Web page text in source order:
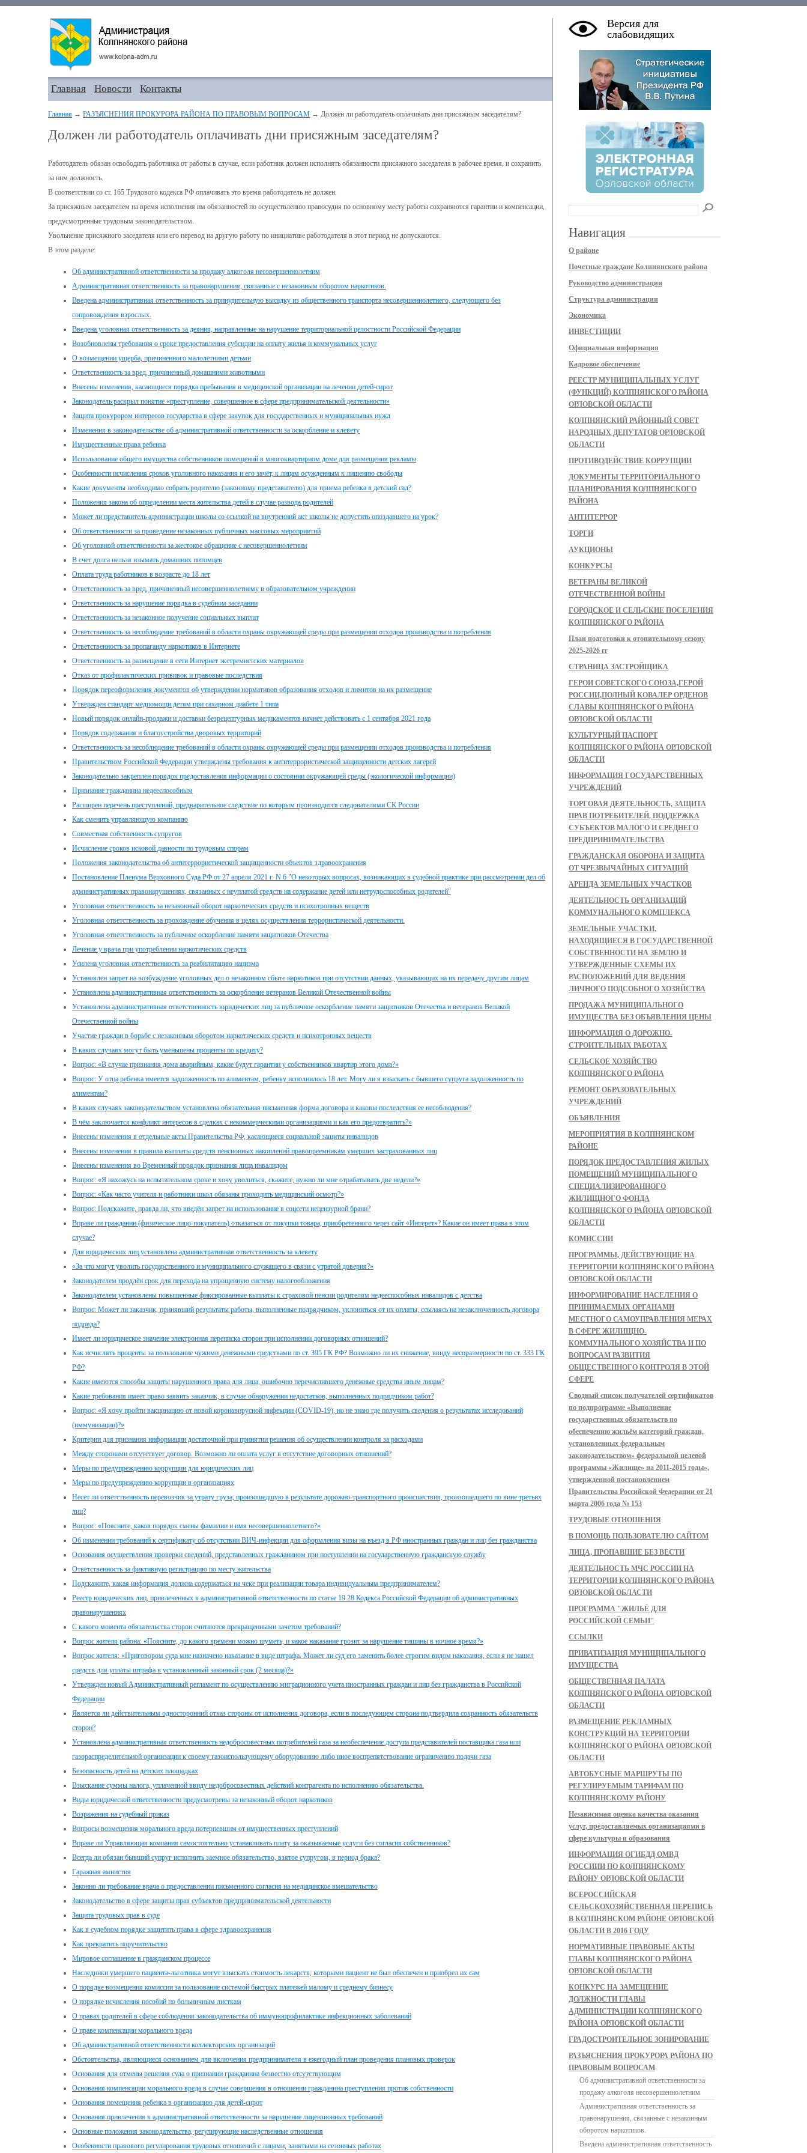
Главная Новости Контакты
Главная → РАЗЪЯСНЕНИЯ ПРОКУРОРА РАЙОНА ПО ПРАВОВЫМ ВОПРОСАМ → Должен ли работодатель оплачивать дни присяжным заседателям?
Должен ли работодатель оплачивать дни присяжным заседателям?
Работодатель обязан освободить работника от работы в случае, если работник должен исполнять обязанности присяжного заседателя в рабочее время, и сохранить
за ним должность.
В соответствии со ст. 165 Трудового кодекса РФ оплачивать это время работодатель не должен.
За присяжным заседателем на время исполнения им обязанностей по осуществлению правосудия по основному месту работы сохраняются гарантии и компенсации,
предусмотренные трудовым законодательством.
Увольнение присяжного заседателя или его перевод на другую работу по инициативе работодателя в этот период не допускаются.
В этом разделе:
Об административной ответственности за продажу алкоголя несовершеннолетним
Административная ответственность за правонарушения, связанные с незаконным оборотом наркотиков.
Введена административная ответственность за принудительную высадку из общественного транспорта несовершеннолетнего, следующего без
сопровождения взрослых.
Введена уголовная ответственность за деяния, направленные на нарушение территориальной целостности Российской Федерации
Возобновлены требования о сроке предоставления субсидии на оплату жилья и коммунальных услуг
О возмещении ущерба, причиненного малолетними детьми
Ответственность за вред, причиненный домашними животными
Внесены изменения, касающиеся порядка пребывания в медицинской организации на лечении детей-сирот
Законодатель раскрыл понятие «преступление, совершенное в сфере предпринимательской деятельности»
Защита прокурором интересов государства в сфере закупок для государственных и муниципальных нужд
Изменения в законодательстве об административной ответственности за оскорбление и клевету
Имущественные права ребенка
Использование общего имущества собственников помещений в многоквартирном доме для размещения рекламы
Особенности исчисления сроков уголовного наказания и его зачёт, к лицам осужденным к лишению свободы
Какие документы необходимо собрать родителю (законному представителю) для приема ребенка в детский сад?
Положения закона об определении места жительства детей в случае развода родителей
Может ли представитель администрации школы со ссылкой на внутренний акт школы не допустить опоздавшего на урок?
Об ответственности за проведение незаконных публичных массовых мероприятий
Об уголовной ответственности за жестокое обращение с несовершеннолетним
В счет долга нельзя изымать домашних питомцев
Оплата труда работников в возрасте до 18 лет
Ответственность за вред, причиненный несовершеннолетнему в образовательном учреждении
Ответственность за нарушение порядка в судебном заседании
Ответственность за незаконное получение социальных выплат
Ответственность за несоблюдение требований в области охраны окружающей среды при размещении отходов производства и потребления
Ответственность за пропаганду наркотиков в Интернете
Ответственность за размещение в сети Интернет экстремистских материалов
Отказ от профилактических прививок и правовые последствия
Порядок переоформления документов об утверждении нормативов образования отходов и лимитов на их размещение
Утвержден стандарт медпомощи детям при сахарном диабете 1 типа
Новый порядок онлайн-продажи и доставки безрецептурных медикаментов начнет действовать с 1 сентября 2021 года
Порядок содержания и благоустройства дворовых территорий
Ответственность за несоблюдение требований в области охраны окружающей среды при размещении отходов производства и потребления
Правительством Российской Федерации утверждены требования к антитеррористической защищенности детских лагерей
Законодательно закреплен порядок предоставления информации о состоянии окружающей среды (экологической информации)
Признание гражданина недееспособным
Расширен перечень преступлений, предварительное следствие по которым производится следователями СК России
Как сменить управляющую компанию
Совместная собственность супругов
Исчисление сроков исковой давности по трудовым спорам
Положения законодательства об антитеррористической защищенности объектов здравоохранения
Постановление Пленума Верховного Суда РФ от 27 апреля 2021 г. N 6 "О некоторых вопросах, возникающих в судебной практике при рассмотрении дел об
административных правонарушениях, связанных с неуплатой средств на содержание детей или нетрудоспособных родителей"
Уголовная ответственность за незаконный оборот наркотических средств и психотропных веществ
Уголовная ответственность за прохождение обучения в целях осуществления террористической деятельности.
Уголовная ответственность за публичное оскорбление памяти защитников Отечества
Лечение у врача при употреблении наркотических средств
Усилена уголовная ответственность за реабилитацию нацизма
Установлен запрет на возбуждение уголовных дел о незаконном сбыте наркотиков при отсутствии данных, указывающих на их передачу другим лицам
Установлена административная ответственность за оскорбление ветеранов Великой Отечественной войны
Установлена административная ответственность юридических лиц за публичное оскорбление памяти защитников Отечества и ветеранов Великой
Отечественной войны
Участие граждан в борьбе с незаконным оборотом наркотических средств и психотропных веществ
В каких случаях могут быть уменьшены проценты по кредиту?
Вопрос: «В случае признания дома аварийным, какие будут гарантии у собственников квартир этого дома?»
Вопрос: У отца ребенка имеется задолженность по алиментам, ребенку исполнилось 18 лет. Могу ли я взыскать с бывшего супруга задолженность по
алиментам?
В каких случаях законодательством установлена обязательная письменная форма договора и каковы последствия ее несоблюдения?
В чём заключается конфликт интересов в сделках с некоммерческими организациями и как его предотвратить?»
Внесены изменения в отдельные акты Правительства РФ, касающиеся социальной защиты инвалидов
Внесены изменения в правила выплаты средств пенсионных накоплений правопреемникам умерших застрахованных лиц
Внесены изменения во Временный порядок признания лица инвалидом
Вопрос: «Я нахожусь на испытательном сроке и хочу уволиться, скажите, нужно ли мне отрабатывать две недели?»
Вопрос: «Как часто учителя и работники школ обязаны проходить медицинский осмотр?»
Вопрос: Подскажите, правда ли, что введён запрет на использование в соцсети нецензурной брани?
Вправе ли гражданин (физическое лицо-покупатель) отказаться от покупки товара, приобретенного через сайт «Интерет»? Какие он имеет права в этом
случае?
Для юридических лиц установлена административная ответственность за клевету
«За что могут уволить государственного и муниципального служащего в связи с утратой доверия?»
Законодателем продлён срок для перехода на упрощенную систему налогообложения
Законодателем установлены повышенные фиксированные выплаты к страховой пенсии родителям недееспособных инвалидов с детства
Вопрос: Может ли заказчик, принявший результаты работы, выполненные подрядчиком, уклониться от их оплаты, ссылаясь на незаключенность договора
подряда?
Имеет ли юридическое значение электронная переписка сторон при исполнении договорных отношений?
Как исчислять проценты за пользование чужими денежными средствами по ст. 395 ГК РФ? Возможно ли их снижение, ввиду несоразмерности по ст. 333 ГК
РФ?
Какие имеются способы защиты нарушенного права для лица, ошибочно перечислившего денежные средства иным лицам?
Какие требования имеет право заявить заказчик, в случае обнаружении недостатков, выполненных подрядчиком работ?
Вопрос: «Я хочу пройти вакцинацию от новой коронавирусной инфекции (COVID-19), но не знаю где получить сведения о результатах исследований
(иммунизации)?»
Критерии для признания информации достаточной при принятии решения об осуществлении контроля за расходами
Между сторонами отсутствует договор. Возможно ли оплата услуг в отсутствие договорных отношений?
Меры по предупреждению коррупции для юридических лиц
Меры по предупреждению коррупции в организациях
Несет ли ответственность перевозчик за утрату груза, произошедшую в результате дорожно-транспортного происшествия, произошедшего по вине третьих
лиц?
Вопрос: «Поясните, каков порядок смены фамилии и имя несовершеннолетнего?»
Об изменении требований к сертификату об отсутствии ВИЧ-инфекции для оформления визы на въезд в РФ иностранных граждан и лиц без гражданства
Основания осуществления проверки сведений, представленных гражданином при поступлении на государственную гражданскую службу
Ответственность за фиктивную регистрацию по месту жительства
Подскажите, какая информация должна содержаться на чеке при реализации товара индивидуальным предпринимателем?
Реестр юридических лиц, привлеченных к административной ответственности по статье 19.28 Кодекса Российской Федерации об административных
правонарушениях
С какого момента обязательства сторон считаются прекращенными зачетом требований?
Вопрос жителя района: «Поясните, до какого времени можно шуметь, и какое наказание грозит за нарушение тишины в ночное время?»
Вопрос жителя: «Приговором суда мне назначено наказание в виде штрафа. Может ли суд его заменить более строгим видом наказания, если я не нашел
средств для уплаты штрафа в установленный законный срок (2 месяца)?»
Утвержден новый Административный регламент по осуществлению миграционного учета иностранных граждан и лиц без гражданства в Российской
Федерации
Является ли действительным односторонний отказ стороны от исполнения договора, если в последующем сторона подтвердила сохранность обязательств
сторон?
Установлена административная ответственность недобросовестных потребителей газа за необеспечение доступа представителей поставщика газа или
газораспределительной организации к своему газоиспользующему оборудованию либо иное воспрепятствование ограничению подачи газа
Безопасность детей на детских площадках
Взыскание суммы налога, уплаченной ввиду недобросовестных действий контрагента по исполнению обязательства.
Виды юридической ответственности предусмотрены за незаконный оборот наркотиков
Возражения на судебный приказ
Вопросы возмещения морального вреда потерпевшим от имущественных преступлений
Вправе ли Управляющая компания самостоятельно устанавливать плату за оказываемые услуги без согласия собственников?
Всегда ли обязан бывший супруг исполнить заемное обязательство, взятое супругом, в период брака?
Гаражная амнистия
Законно ли требование врача о предоставлении письменного согласия на медицинское вмешательство
Законодательство в сфере защиты прав субъектов предпринимательской деятельности
Защита трудовых прав в суде
Как в судебном порядке защитить права в сфере здравоохранения
Как прекратить поручительство
Мировое соглашение в гражданском процессе
Наследники умершего пациента-льготника могут взыскать стоимость лекарств, которыми пациент не был обеспечен и приобрел их сам
О порядке возмещения комиссии за пользование системой быстрых платежей малому и среднему бизнесу
О порядке исчисления пособий по больничным листкам
О правах родителей в сфере соблюдения законодательства об иммунопрофилактике инфекционных заболеваний
О праве компенсации морального вреда
Об административной ответственности коллекторских организаций
Обстоятельства, являющиеся основанием для включения предпринимателя в ежегодный план проведения плановых проверок
Основания для отмены решения суда о признании гражданина безвестно отсутствующим
Основания компенсации морального вреда в случае совершения в отношении гражданина преступления против собственности
Основания помещения ребенка в организацию для детей-сирот
Основания привлечения к административной ответственности за нарушение лицензионных требований
Основные положения законодательства, регулирующие наследственные отношения
Особенности правового регулирования трудовых отношений с лицами, занятыми на сезонных работах
Версия для
слабовидящих
Навигация
О районе
Почетные граждане Колпнянского района
Руководство администрации
Структура администрации
Экономика
ИНВЕСТИЦИИ
Официальная информация
Кадровое обеспечение
РЕЕСТР МУНИЦИПАЛЬНЫХ УСЛУГ
(ФУНКЦИЙ) КОЛПНЯНСКОГО РАЙОНА
ОРЛОВСКОЙ ОБЛАСТИ
КОЛПНЯНСКИЙ РАЙОННЫЙ СОВЕТ
НАРОДНЫХ ДЕПУТАТОВ ОРЛОВСКОЙ
ОБЛАСТИ
ПРОТИВОДЕЙСТВИЕ КОРРУПЦИИ
ДОКУМЕНТЫ ТЕРРИТОРИАЛЬНОГО
ПЛАНИРОВАНИЯ КОЛПНЯНСКОГО
РАЙОНА
АНТИТЕРРОР
ТОРГИ
АУКЦИОНЫ
КОНКУРСЫ
ВЕТЕРАНЫ ВЕЛИКОЙ
ОТЕЧЕСТВЕННОЙ ВОЙНЫ
ГОРОДСКОЕ И СЕЛЬСКИЕ ПОСЕЛЕНИЯ
КОЛПНЯНСКОГО РАЙОНА
План подготовки к отопительному сезону
2025-2026 гг
СТРАНИЦА ЗАСТРОЙЩИКА
ГЕРОИ СОВЕТСКОГО СОЮЗА,ГЕРОЙ
РОССИИ,ПОЛНЫЙ КОВАЛЕР ОРДЕНОВ
СЛАВЫ КОЛПНЯНСКОГО РАЙОНА
ОРЛОВСКОЙ ОБЛАСТИ
КУЛЬТУРНЫЙ ПАСПОРТ
КОЛПНЯНСКОГО РАЙОНА ОРЛОВСКОЙ
ОБЛАСТИ
ИНФОРМАЦИЯ ГОСУДАРСТВЕННЫХ
УЧРЕЖДЕНИЙ
ТОРГОВАЯ ДЕЯТЕЛЬНОСТЬ, ЗАЩИТА
ПРАВ ПОТРЕБИТЕЛЕЙ, ПОДДЕРЖКА
СУБЪЕКТОВ МАЛОГО И СРЕДНЕГО
ПРЕДПРИНИМАТЕЛЬСТВА
ГРАЖДАНСКАЯ ОБОРОНА И ЗАЩИТА
ОТ ЧРЕЗВЫЧАЙНЫХ СИТУАЦИЙ
АРЕНДА ЗЕМЕЛЬНЫХ УЧАСТКОВ
ДЕЯТЕЛЬНОСТЬ ОРГАНИЗАЦИЙ
КОММУНАЛЬНОГО КОМПЛЕКСА
ЗЕМЕЛЬНЫЕ УЧАСТКИ,
НАХОДЯЩИЕСЯ В ГОСУДАРСТВЕННОЙ
СОБСТВЕННОСТИ НА ЗЕМЛЮ И
УТВЕРЖДЕННЫЕ СХЕМЫ ИХ
РАСПОЛОЖЕНИЙ ДЛЯ ВЕДЕНИЯ
ЛИЧНОГО ПОДСОБНОГО ХОЗЯЙСТВА
ПРОДАЖА МУНИЦИПАЛЬНОГО
ИМУЩЕСТВА БЕЗ ОБЪЯВЛЕНИЯ ЦЕНЫ
ИНФОРМАЦИЯ О ДОРОЖНО-
СТРОИТЕЛЬНЫХ РАБОТАХ
СЕЛЬСКОЕ ХОЗЯЙСТВО
КОЛПНЯНСКОГО РАЙОНА
РЕМОНТ ОБРАЗОВАТЕЛЬНЫХ
УЧРЕЖДЕНИЙ
ОБЪЯВЛЕНИЯ
МЕРОПРИЯТИЯ В КОЛПНЯНСКОМ
РАЙОНЕ
ПОРЯДОК ПРЕДОСТАВЛЕНИЯ ЖИЛЫХ
ПОМЕЩЕНИЙ МУНИЦИПАЛЬНОГО
СПЕЦИАЛИЗИРОВАННОГО
ЖИЛИЩНОГО ФОНДА
КОЛПНЯНСКОГО РАЙОНА ОРЛОВСКОЙ
ОБЛАСТИ
КОМИССИИ
ПРОГРАММЫ, ДЕЙСТВУЮЩИЕ НА
ТЕРРИТОРИИ КОЛПНЯНСКОГО РАЙОНА
ОРЛОВСКОЙ ОБЛАСТИ
ИНФОРМИРОВАНИЕ НАСЕЛЕНИЯ О
ПРИНИМАЕМЫХ ОРГАНАМИ
МЕСТНОГО САМОУПРАВЛЕНИЯ МЕРАХ
В СФЕРЕ ЖИЛИЩНО-
КОММУНАЛЬНОГО ХОЗЯЙСТВА И ПО
ВОПРОСАМ РАЗВИТИЯ
ОБЩЕСТВЕННОГО КОНТРОЛЯ В ЭТОЙ
СФЕРЕ
Сводный список получателей сертификатов
по подпрограмме «Выполнение
государственных обязательств по
обеспечению жильём категорий граждан,
установленных федеральным
законодательством» федеральной целевой
программы «Жилище» на 2011-2015 годы»,
утвержденной постановлением
Правительства Российской Федерации от 21
марта 2006 года № 153
ТРУДОВЫЕ ОТНОШЕНИЯ
В ПОМОЩЬ ПОЛЬЗОВАТЕЛЮ САЙТОМ
ЛИЦА, ПРОПАВШИЕ БЕЗ ВЕСТИ
ДЕЯТЕЛЬНОСТЬ МЧС РОССИИ НА
ТЕРРИТОРИИ КОЛПНЯНСКОГО РАЙОНА
ОРЛОВСКОЙ ОБЛАСТИ
ПРОГРАММА "ЖИЛЬЁ ДЛЯ
РОССИЙСКОЙ СЕМЬИ"
ССЫЛКИ
ПРИВАТИЗАЦИЯ МУНИЦИПАЛЬНОГО
ИМУЩЕСТВА
ОБЩЕСТВЕННАЯ ПАЛАТА
КОЛПНЯНСКОГО РАЙОНА ОРЛОВСКОЙ
ОБЛАСТИ
РАЗМЕЩЕНИЕ РЕКЛАМНЫХ
КОНСТРУКЦИЙ НА ТЕРРИТОРИИ
КОЛПНЯНСКОГО РАЙОНА ОРЛОВСКОЙ
ОБЛАСТИ
АВТОБУСНЫЕ МАРШРУТЫ ПО
РЕГУЛИРУЕМЫМ ТАРИФАМ ПО
КОЛПНЯНСКОМУ РАЙОНУ
Независимая оценка качества оказания
услуг, предоставляемых организациями в
сфере культуры и образования
ИНФОРМАЦИЯ ОГИБДД ОМВД
РОССИИИ ПО КОЛПНЯНСКОМУ
РАЙОНУ ОРЛОВСКОЙ ОБЛАСТИ
ВСЕРОССИЙСКАЯ
СЕЛЬСКОХОЗЯЙСТВЕННАЯ ПЕРЕПИСЬ
В КОЛПНЯНСКОМ РАЙОНЕ ОРЛОВСКОЙ
ОБЛАСТИ В 2016 ГОДУ
НОРМАТИВНЫЕ ПРАВОВЫЕ АКТЫ
ГЛАВЫ КОЛПНЯНСКОГО РАЙОНА
ОРЛОВСКОЙ ОБЛАСТИ
КОНКУРС НА ЗАМЕЩЕНИЕ
ДОЛЖНОСТИ ГЛАВЫ
АДМИНИСТРАЦИИ КОЛПНЯНСКОГО
РАЙОНА ОРЛОВСКОЙ ОБЛАСТИ
ГРАДОСТРОИТЕЛЬНОЕ ЗОНИРОВАНИЕ
РАЗЪЯСНЕНИЯ ПРОКУРОРА РАЙОНА ПО
ПРАВОВЫМ ВОПРОСАМ
Об административной ответственности за
продажу алкоголя несовершеннолетним
Административная ответственность за
правонарушения, связанные с незаконным
оборотом наркотиков.
Введена административная ответственность